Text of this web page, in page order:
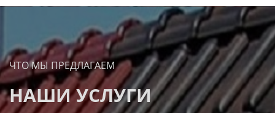
ЧТО МЫ ПРЕДЛАГАЕМ
НАШИ УСЛУГИ